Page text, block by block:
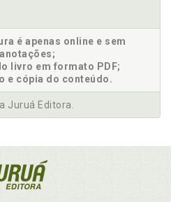
é apenas online e sem
livro em formato PDF;
e cópia do conteúdo.
Juruá Editora.